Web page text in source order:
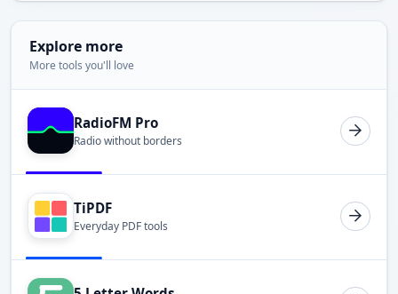
Explore more
More tools you'll love
RadioFM Pro
Radio without borders
TiPDF
Everyday PDF tools